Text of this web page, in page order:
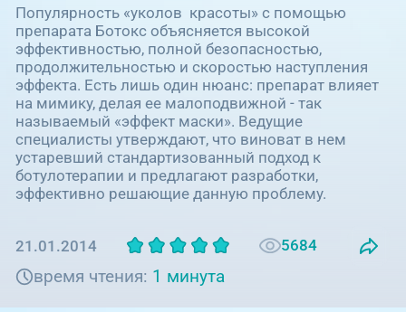
Отзывы
Адреса клиник
О клинике
Блог врачей
Новости
Телемедицина
+7 (351) 220-00-03
Единая справочная служба,
запись на прием
+7 (351) 220-03-03
+7 (7142) 927-003
Популярность «уколов красоты» с помощью
препарата Ботокс объясняется высокой
эффективностью, полной безопасностью,
продолжительностью и скоростью наступления
эффекта. Есть лишь один нюанс: препарат влияет
на мимику, делая ее малоподвижной - так
называемый «эффект маски». Ведущие
специалисты утверждают, что виноват в нем
устаревший стандартизованный подход к
ботулотерапии и предлагают разработки,
эффективно решающие данную проблему.
21.01.2014 5684
время чтения: 1 минута